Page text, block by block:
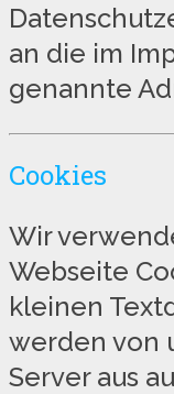
an die im
genannte
Cookies
Wir
Webseite
kleinen
werden von
Server aus